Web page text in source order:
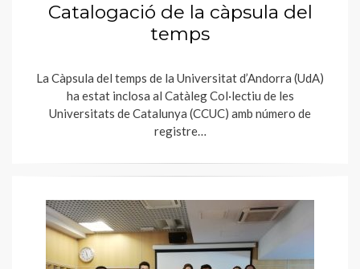
Catalogació de la càpsula del
temps
La Càpsula del temps de la Universitat d’Andorra (UdA)
ha estat inclosa al Catàleg Col·lectiu de les
Universitats de Catalunya (CCUC) amb número de
registre…